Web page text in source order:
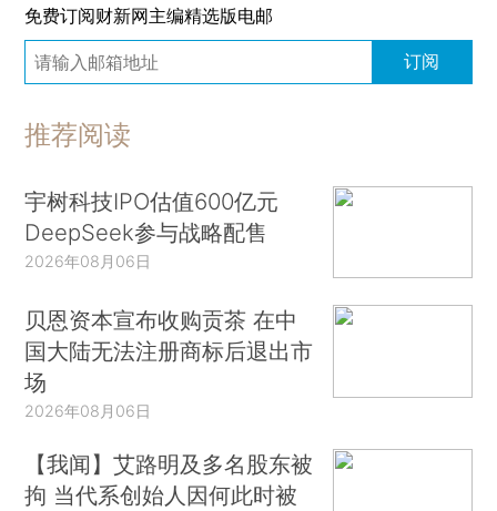
免费订阅财新网主编精选版电邮
订阅
推荐阅读
宇树科技IPO估值600亿元
DeepSeek参与战略配售
2026年08月06日
贝恩资本宣布收购贡茶 在中
国大陆无法注册商标后退出市
场
2026年08月06日
【我闻】艾路明及多名股东被
拘 当代系创始人因何此时被